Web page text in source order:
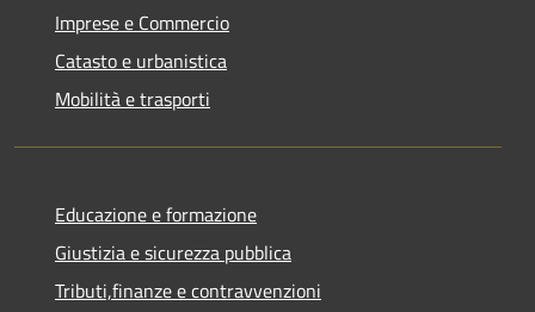
Imprese e Commercio
Catasto e urbanistica
Mobilità e trasporti
Educazione e formazione
Giustizia e sicurezza pubblica
Tributi,finanze e contravvenzioni